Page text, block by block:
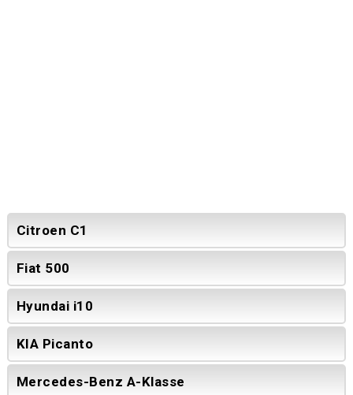
Citroen C1
Fiat 500
Hyundai i10
KIA Picanto
Mercedes-Benz A-Klasse